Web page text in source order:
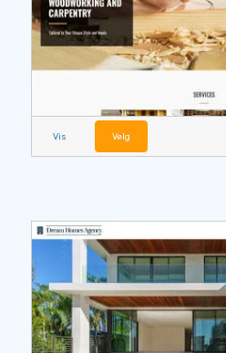
Vis Velg